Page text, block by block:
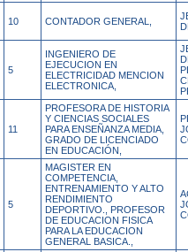
10 CONTADOR GENERAL,
5
INGENIERO DE
EJECUCION EN
ELECTRICIDAD MENCION
ELECTRONICA,
11
PROFESORA DE HISTORIA
Y CIENCIAS SOCIALES
PARA ENSEÑANZA MEDIA,
GRADO DE LICENCIADO
EN EDUCACIÓN,
5
MAGISTER EN
COMPETENCIA,
ENTRENAMIENTO Y ALTO
RENDIMIENTO
DEPORTIVO., PROFESOR
DE EDUCACION FISICA
PARA LA EDUCACION
GENERAL BASICA.,